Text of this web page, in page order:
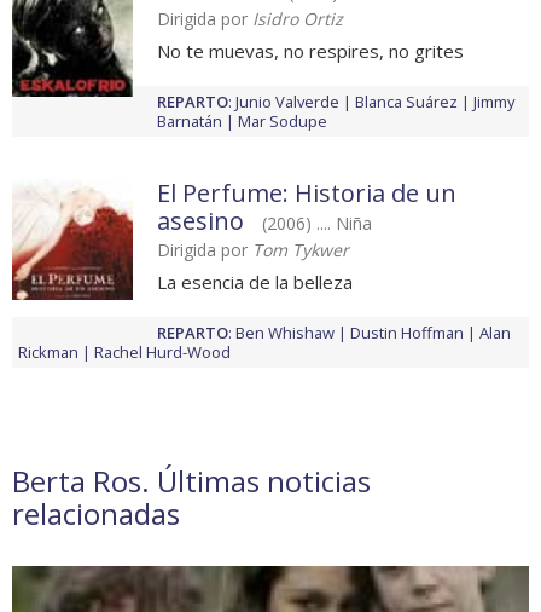
Dirigida por Isidro Ortiz
No te muevas, no respires, no grites
REPARTO: Junio Valverde Blanca Suárez
Jimmy
Barnatán
Mar Sodupe
El Perfume: Historia de un
asesino
(2006) .... Niña
Dirigida por Tom Tykwer
La esencia de la belleza
REPARTO: Ben Whishaw Dustin Hoffman
Alan
Rickman
Rachel Hurd-Wood
Berta Ros. Últimas noticias
relacionadas